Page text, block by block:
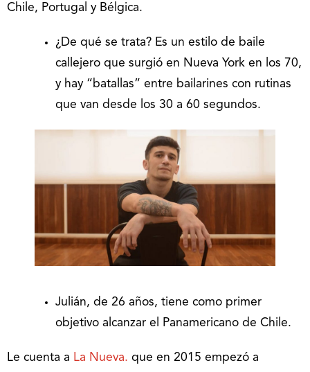
Chile, Portugal y Bélgica.
¿De qué se trata? Es un estilo de baile
callejero que surgió en Nueva York en los 70,
y hay “batallas” entre bailarines con rutinas
que van desde los 30 a 60 segundos.
Julián, de 26 años, tiene como primer
objetivo alcanzar el Panamericano de Chile.
Le cuenta a La Nueva. que en 2015 empezó a